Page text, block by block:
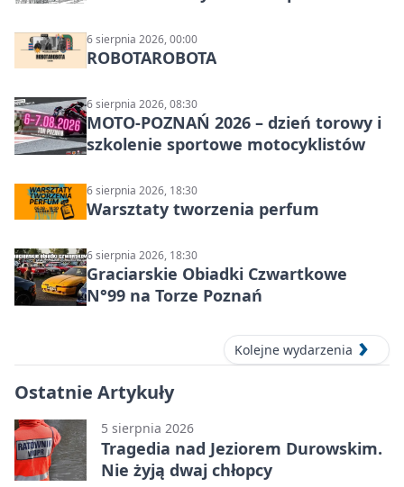
6 sierpnia 2026, 00:00
ROBOTAROBOTA
6 sierpnia 2026, 08:30
MOTO-POZNAŃ 2026 – dzień torowy i
szkolenie sportowe motocyklistów
6 sierpnia 2026, 18:30
Warsztaty tworzenia perfum
6 sierpnia 2026, 18:30
Graciarskie Obiadki Czwartkowe
N°99 na Torze Poznań
Kolejne wydarzenia
Ostatnie Artykuły
5 sierpnia 2026
Tragedia nad Jeziorem Durowskim.
Nie żyją dwaj chłopcy